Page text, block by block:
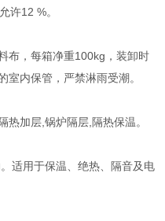
许12 %。
布，每箱净重100kg，装卸时
室内保管，严禁淋雨受潮。
热加层,锅炉隔层,隔热保温。
适用于保温、绝热、隔音及电